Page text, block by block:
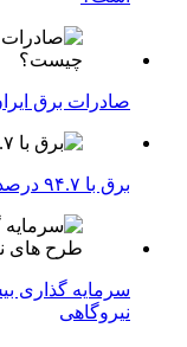
صادرات برق
برق با ۹۴.۷ درصد صدرنشین تورم تابستانی!
سرمایه گذاری
نیروگاهی